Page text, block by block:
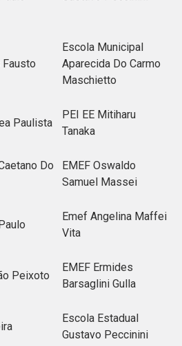
Fausto
Escola Municipal
Aparecida Do Carmo
Maschietto
Paulista
PEI EE Mitiharu
Tanaka
Do
EMEF Oswaldo
Samuel Massei
Emef Angelina Maffei
Vita
Peixoto
EMEF Ermides
Barsaglini Gulla
Escola Estadual
Gustavo Peccinini